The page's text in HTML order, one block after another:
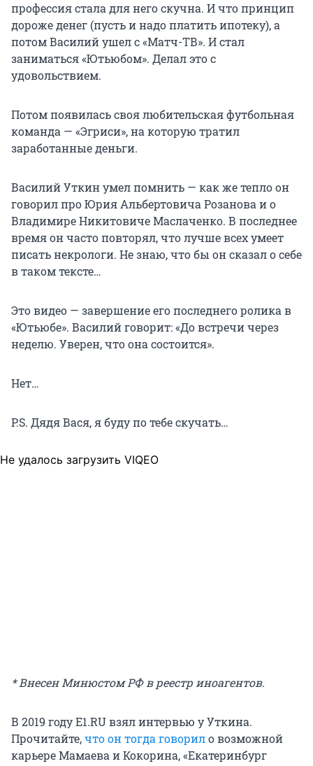
профессия стала для него скучна. И что принцип
дороже денег (пусть и надо платить ипотеку), а
потом Василий ушел с «Матч-ТВ». И стал
заниматься «Ютьюбом». Делал это с
удовольствием.
Потом появилась своя любительская футбольная
команда — «Эгриси», на которую тратил
заработанные деньги.
Василий Уткин умел помнить — как же тепло он
говорил про Юрия Альбертовича Розанова и о
Владимире Никитовиче Маслаченко. В последнее
время он часто повторял, что лучше всех умеет
писать некрологи. Не знаю, что бы он сказал о себе
в таком тексте…
Это видео — завершение его последнего ролика в
«Ютьюбе». Василий говорит: «До встречи через
неделю. Уверен, что она состоится».
Нет…
P.S. Дядя Вася, я буду по тебе скучать…
Не удалось загрузить VIQEO
* Внесен Минюстом РФ в реестр иноагентов.
В 2019 году E1.RU взял интервью у Уткина.
Прочитайте,что он тогда говорило возможной
карьере Мамаева и Кокорина, «Екатеринбург